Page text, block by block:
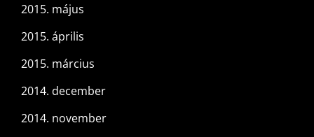
2015. május
2015. április
2015. március
2014. december
2014. november